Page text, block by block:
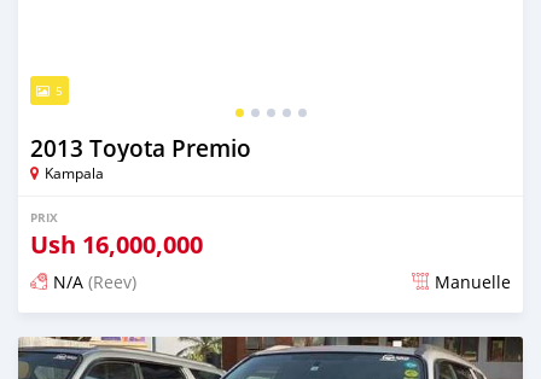
5
2013 Toyota Premio
Kampala
PRIX
Ush 16,000,000
N/A (Reev) Manuelle
Publié il y a 4 jours